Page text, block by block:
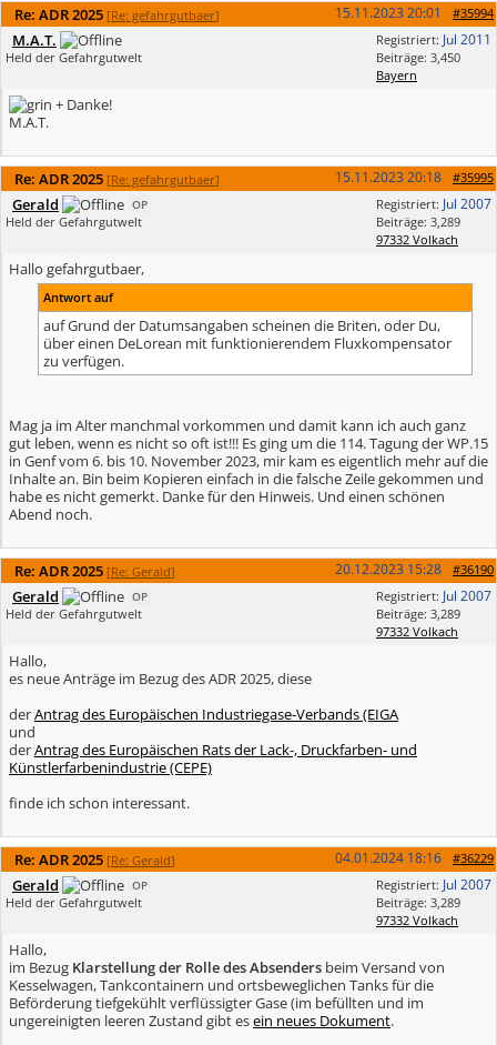
Re: ADR 2025 [Re: gefahrgutbaer] #35994
15.11.202320:01
Registriert: Jul 2011
Beiträge: 3,450
Bayern
M.A.T.
Held der Gefahrgutwelt
+ Danke!
M.A.T.
Re: ADR 2025 [Re: gefahrgutbaer] #35995
15.11.202320:18
Registriert: Jul 2007
Beiträge: 3,289
97332 Volkach
Gerald OP
Held der Gefahrgutwelt
Hallo gefahrgutbaer,
Antwort auf
auf Grund der Datumsangaben scheinen die Briten, oder Du,
über einen DeLorean mit funktionierendem Fluxkompensator
zu verfügen.
Mag ja im Alter manchmal vorkommen und damit kann ich auch ganz
gut leben, wenn es nicht so oft ist!!! Es ging um die 114. Tagung der WP.15
in Genf vom 6. bis 10. November 2023, mir kam es eigentlich mehr auf die
Inhalte an. Bin beim Kopieren einfach in die falsche Zeile gekommen und
habe es nicht gemerkt. Danke für den Hinweis. Und einen schönen
Abend noch.
Re: ADR 2025 [Re: Gerald] #36190
20.12.2023 15:28
Registriert: Jul 2007
Beiträge: 3,289
97332 Volkach
Gerald OP
Held der Gefahrgutwelt
Hallo,
es neue Anträge im Bezug des ADR 2025, diese
derAntrag des Europäischen Industriegase-Verbands (EIGA
und
derAntrag des Europäischen Rats der Lack-, Druckfarben- und
Künstlerfarbenindustrie (CEPE)
finde ich schon interessant.
Re: ADR 2025 [Re: Gerald] #36229
04.01.2024 18:16
Registriert: Jul 2007
Beiträge: 3,289
97332 Volkach
Gerald OP
Held der Gefahrgutwelt
Hallo,
im Bezug Klarstellung der Rolle des Absenders beim Versand von
Kesselwagen, Tankcontainern und ortsbeweglichen Tanks für die
Beförderung tiefgekühlt verflüssigter Gase (im befüllten und im
ungereinigten leeren Zustand gibt esein neues Dokument.